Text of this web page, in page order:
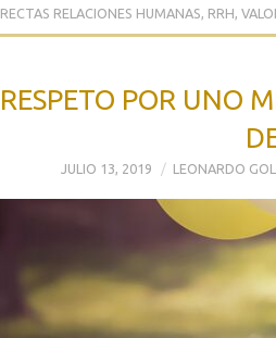
RECTAS RELACIONES HUMANAS RRH
RESPETO POR UNO
JULIO 13, 2019 LEONARDO